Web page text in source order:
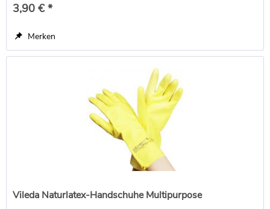
3,90 € *
Merken
Vileda Naturlatex-Handschuhe Multipurpose